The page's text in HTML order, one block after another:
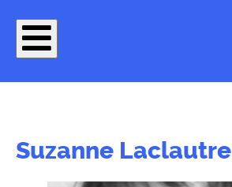
Suzanne Laclautre